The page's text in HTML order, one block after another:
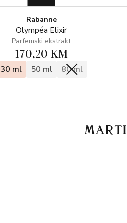
Rabanne
Olympéa Elixir
Parfemski ekstrakt
170,20 KM
30 ml 50 ml 80 ml